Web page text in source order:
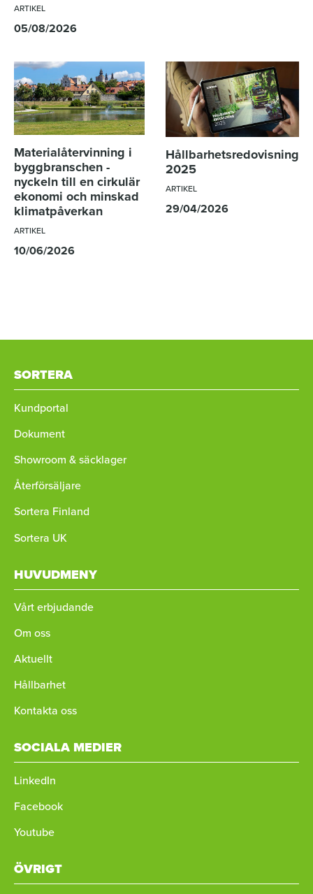
ARTIKEL
05/08/2026
Materialåtervinning i
byggbranschen -
nyckeln till en cirkulär
ekonomi och minskad
klimatpåverkan
ARTIKEL
10/06/2026
Hållbarhetsredovisning
2025
ARTIKEL
29/04/2026
SORTERA
Kundportal
Dokument
Showroom & säcklager
Återförsäljare
Sortera Finland
Sortera UK
HUVUDMENY
Vårt erbjudande
Om oss
Aktuellt
Hållbarhet
Kontakta oss
SOCIALA MEDIER
LinkedIn
Facebook
Youtube
ÖVRIGT